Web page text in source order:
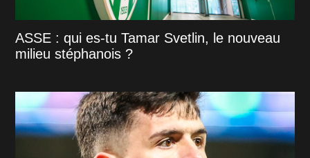
ASSE : qui es-tu Tamar Svetlin, le nouveau
milieu stéphanois ?